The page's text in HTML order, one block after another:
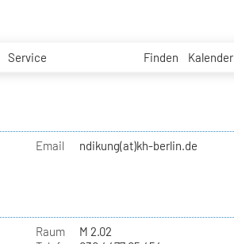
Service Finden Kalender
Email ndikung(at)kh-berlin.de
Raum
M 2.02